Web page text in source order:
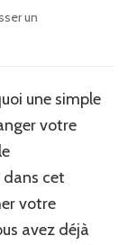
un
une simple
votre
cet
votre
avez déjà